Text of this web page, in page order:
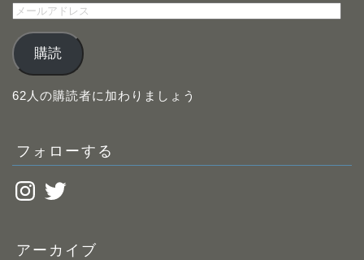
メ
ル
ア
ド
レ
購読
62人の購読者に加わりましょう
フォローする
Instagram
Twitter
アーカイブ